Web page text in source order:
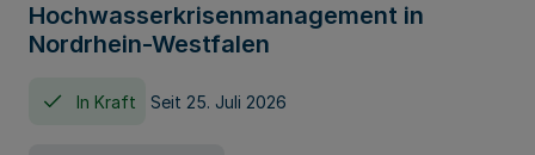
Hochwasserkrisenmanagement in
Nordrhein-Westfalen
In Kraft Seit 25. Juli 2026